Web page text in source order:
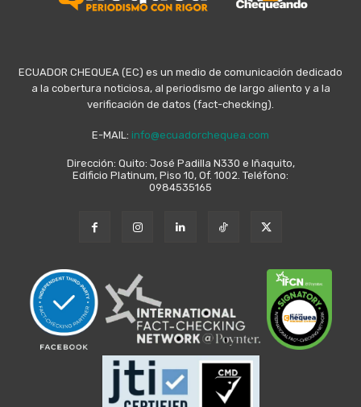
ECUADOR CHEQUEA (EC) es un medio de comunicación dedicado
a la cobertura noticiosa, al periodismo de largo aliento y a la
verificación de datos (fact-checking).
E-MAIL: info@ecuadorchequea.com
Dirección: Quito: José Padilla N330 e Iñaquito,
Edificio Platinum, Piso 10, Of. 1002. Teléfono:
0984535165